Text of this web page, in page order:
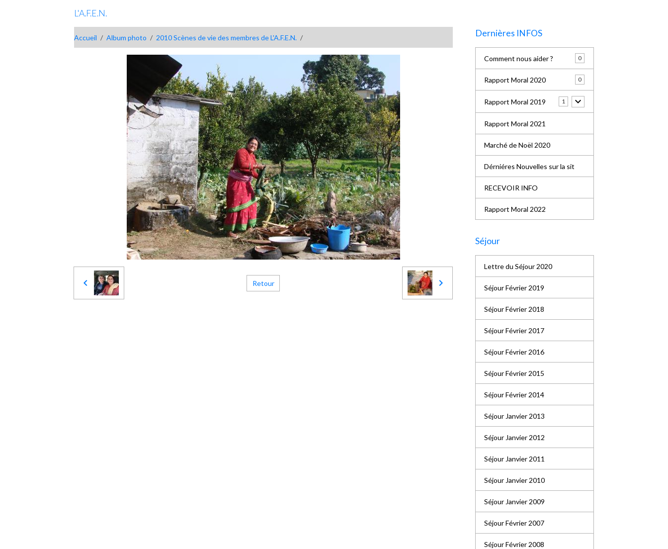
L'A.F.E.N.
Accueil Album photo 2010 Scènes de vie des membres de L'A.F.E.N.
Retour
Dernières INFOS
Comment nous aider ? 0
Rapport Moral 2020 0
Rapport Moral 2019 1
Rapport Moral 2021
Marché de Noël 2020
Dérniéres Nouvelles sur la sit
RECEVOIR INFO
Rapport Moral 2022
Séjour
Lettre du Séjour 2020
Séjour Février 2019
Séjour Février 2018
Séjour Février 2017
Séjour Février 2016
Séjour Février 2015
Séjour Février 2014
Séjour Janvier 2013
Séjour Janvier 2012
Séjour Janvier 2011
Séjour Janvier 2010
Séjour Janvier 2009
Séjour Février 2007
Séjour Février 2008